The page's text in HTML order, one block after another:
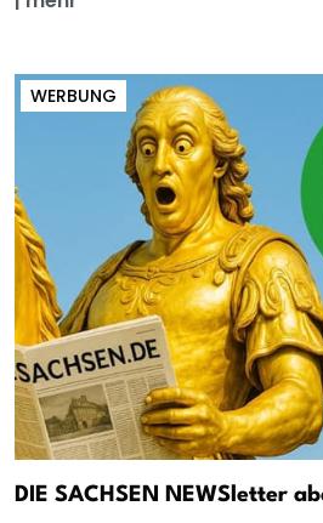
WERBUNG
DIE SACHSEN NEWSletter